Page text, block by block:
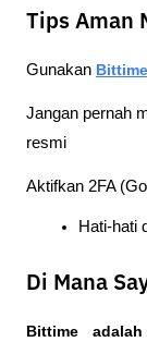
Tips Aman
Gunakan
Jangan pernah
resmi
Aktifkan 2FA
Hati-hati
Di Mana
Bittime